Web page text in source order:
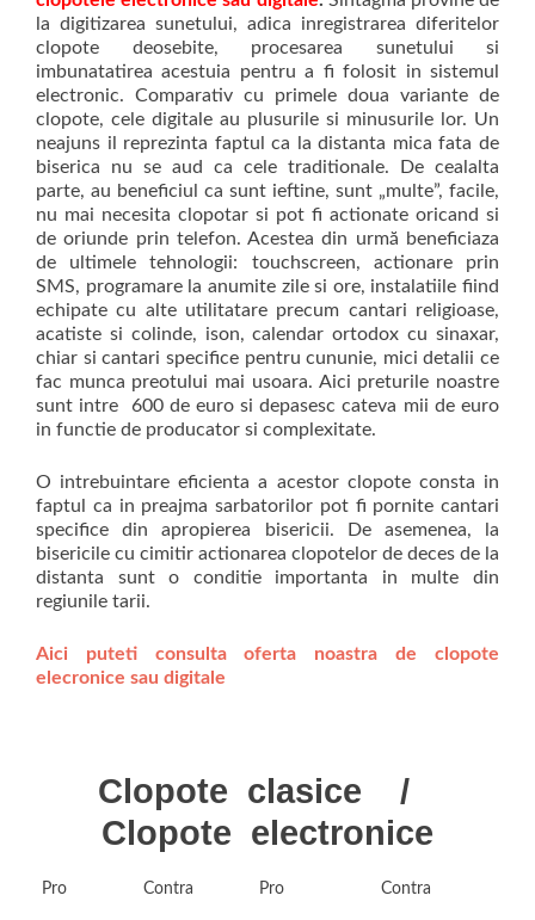
la digitizarea sunetului, adica inregistrarea diferitelor
clopote deosebite, procesarea sunetului si
imbunatatirea acestuia pentru a fi folosit in sistemul
electronic. Comparativ cu primele doua variante de
clopote, cele digitale au plusurile si minusurile lor. Un
neajuns il reprezinta faptul ca la distanta mica fata de
biserica nu se aud ca cele traditionale. De cealalta
parte, au beneficiul ca sunt ieftine, sunt „multe”, facile,
nu mai necesita clopotar si pot fi actionate oricand si
de oriunde prin telefon. Acestea din urmă beneficiaza
de ultimele tehnologii: touchscreen, actionare prin
SMS, programare la anumite zile si ore, instalatiile fiind
echipate cu alte utilitatare precum cantari religioase,
acatiste si colinde, ison, calendar ortodox cu sinaxar,
chiar si cantari specifice pentru cununie, mici detalii ce
fac munca preotului mai usoara. Aici preturile noastre
sunt intre 600 de euro si depasesc cateva mii de euro
in functie de producator si complexitate.
O intrebuintare eficienta a acestor clopote consta in
faptul ca in preajma sarbatorilor pot fi pornite cantari
specifice din apropierea bisericii. De asemenea, la
bisericile cu cimitir actionarea clopotelor de deces de la
distanta sunt o conditie importanta in multe din
regiunile tarii.
Aici puteti consulta oferta noastra de clopote
elecronice sau digitale
Clopote clasice /
Clopote electronice
Pro Contra Pro Contra